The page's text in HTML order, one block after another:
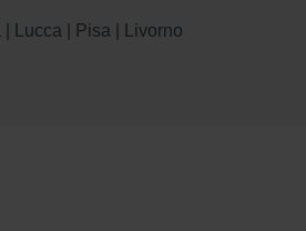
Lucca | Pisa | Livorno